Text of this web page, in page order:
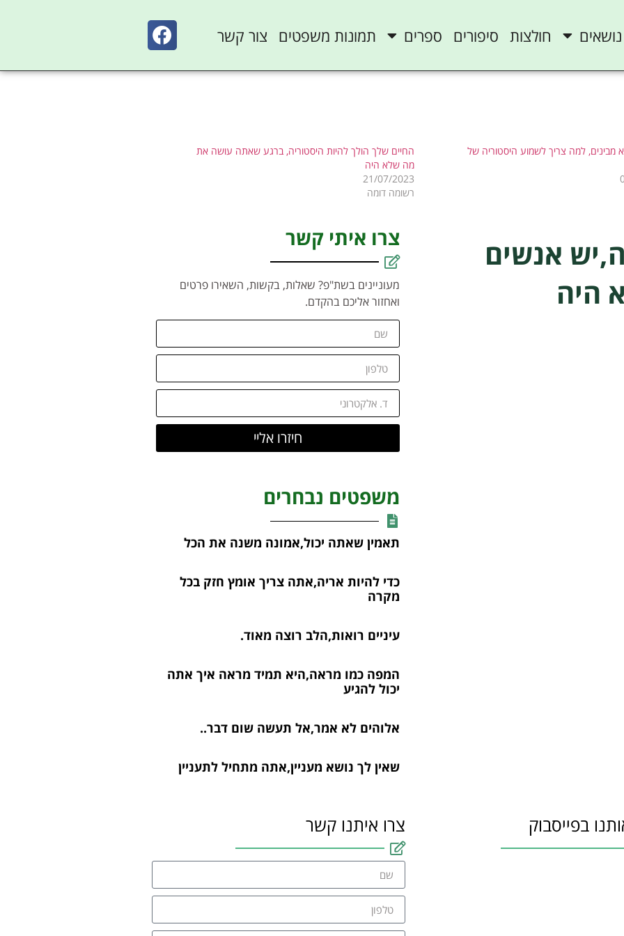
נושאים חולצות סיפורים ספרים תמונות משפטים צור קשר
מבינים, למה צריך לשמוע היסטוריה של
החיים שלך הולך להיות היסטוריה, ברגע שאתה עושה את
מה שלא היה
21/07/2023
רשומה דומה
אנשים
היה
צרו איתי קשר
מעוניינים בשת"פ? שאלות, בקשות, השאירו פרטים
ואחזור אליכם בהקדם.
חיזרו אליי
משפטים נבחרים
תאמין שאתה יכול,אמונה משנה את הכל
כדי להיות אריה,אתה צריך אומץ חזק בכל
מקרה
עיניים רואות,הלב רוצה מאוד.
המפה כמו מראה,היא תמיד מראה איך אתה
יכול להגיע
אלוהים לא אמר,אל תעשה שום דבר..
שאין לך נושא מעניין,אתה מתחיל לתעניין
בפייסבוק צרו איתנו קשר